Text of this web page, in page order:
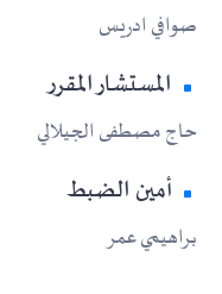
صوافي ادريس
المستشار المقرر
حاج مصطفى الجيلالي
أمين الضبط
براهيمي عمر